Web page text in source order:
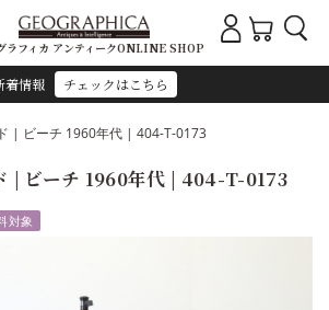
着情報 チェックはこちら
ラフィカ アンティークONLINE SHOP
| ビーチ 1960年代 | 404-T-0173
| ビーチ 1960年代 | 404-T-0173
対象